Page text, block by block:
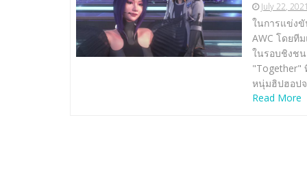
July 22, 2021
ในการแข่งขั
AWC โดยที
ในรอบชิงช
"Together"
หนุ่มฮิปฮอป
Read More